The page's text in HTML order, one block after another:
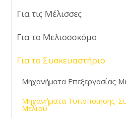
Για τις Μέλισσες
Για το Μελισσοκόμο
Για το Συσκευαστήριο
Μηχανήματα Επεξεργασίας
Μηχανήματα Τυποποίησης-
Μελιού